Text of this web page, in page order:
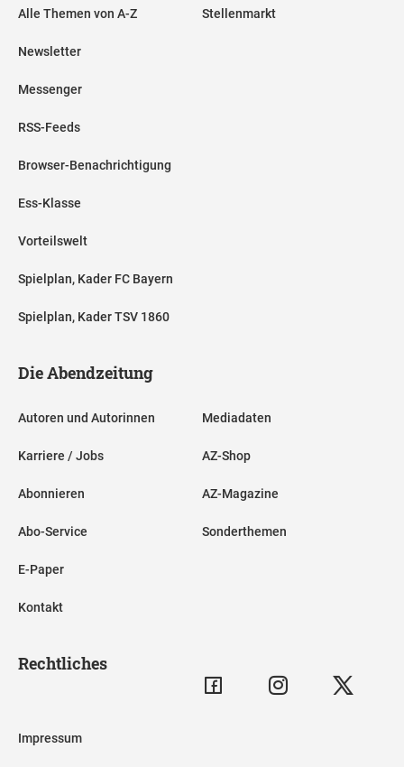
Alle Themen von A-Z
Newsletter
Messenger
RSS-Feeds
Browser-Benachrichtigung
Ess-Klasse
Vorteilswelt
Spielplan, Kader FC Bayern
Spielplan, Kader TSV 1860
Stellenmarkt
Die Abendzeitung
Autoren und Autorinnen
Karriere / Jobs
Abonnieren
Abo-Service
E-Paper
Kontakt
Mediadaten
AZ-Shop
AZ-Magazine
Sonderthemen
Rechtliches
Impressum